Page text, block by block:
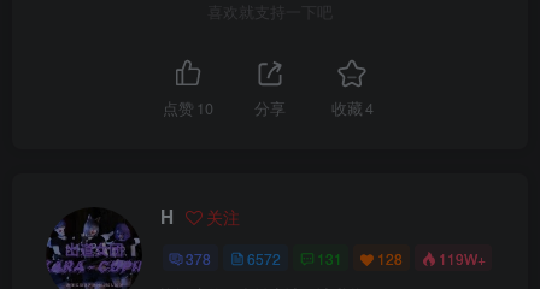
喜欢就支持一下吧
点赞 10 分享 收藏4
H 关注
378 6572 131 128 119W+